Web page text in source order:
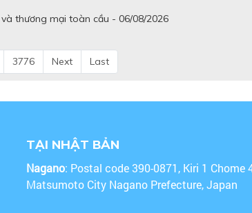
thương mại toàn cầu - 06/08/2026
3776 Next Last
TẠI NHẬT BẢN
Nagano: Postal code 390-0871, Kiri 1 Chome
Matsumoto City Nagano Prefecture, Japan